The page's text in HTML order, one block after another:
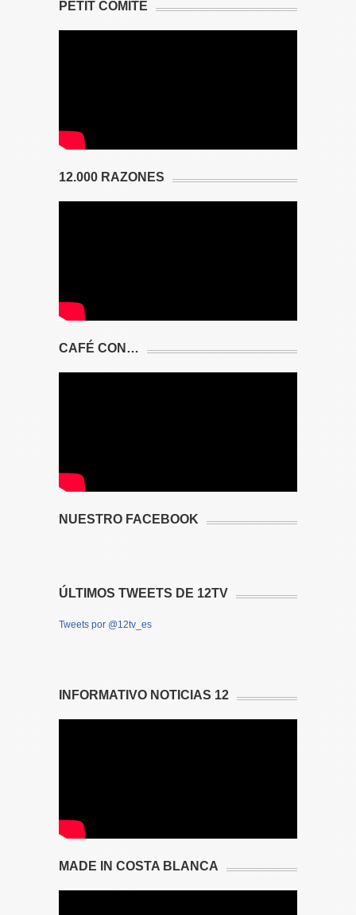
PETIT COMITÉ
12.000 RAZONES
CAFÉ CON…
NUESTRO FACEBOOK
ÚLTIMOS TWEETS DE 12TV
Tweets por @12tv_es
INFORMATIVO NOTICIAS 12
MADE IN COSTA BLANCA